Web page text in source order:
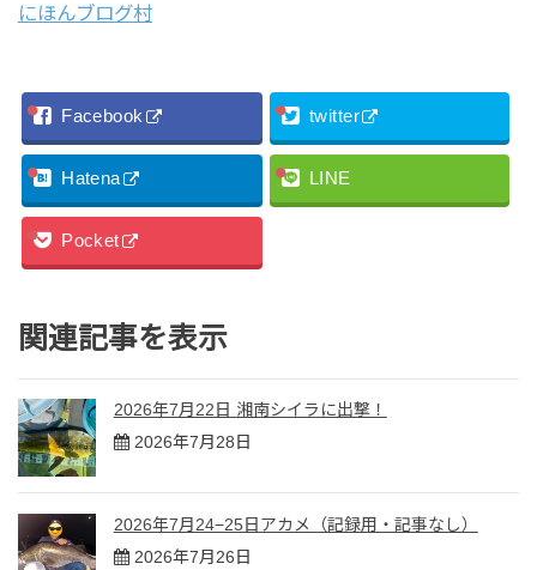
にほんブログ村
Facebook twitter
Hatena LINE
Pocket
関連記事を表示
2026年7月22日 湘南シイラに出撃！
2026年7月28日
2026年7月24−25日アカメ（記録用・記事なし）
2026年7月26日